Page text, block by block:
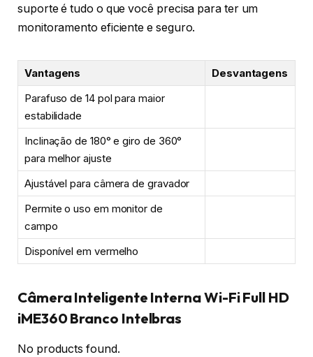
suporte é tudo o que você precisa para ter um
monitoramento eficiente e seguro.
Vantagens
Desvantagens
Parafuso de 14 pol para maior
estabilidade
Inclinação de 180° e giro de 360°
para melhor ajuste
Ajustável para câmera de gravador
Permite o uso em monitor de
campo
Disponível em vermelho
Câmera Inteligente Interna Wi-Fi Full HD
iME360 Branco Intelbras
No products found.